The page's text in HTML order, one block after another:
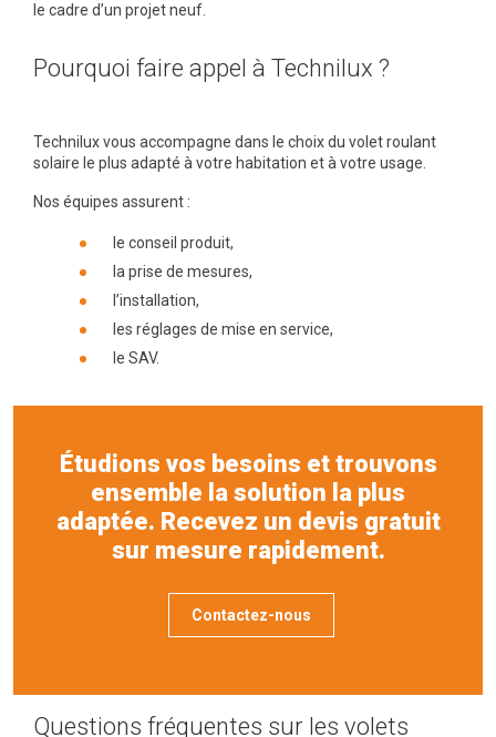
le cadre d’un projet neuf.
Pourquoi faire appel à Technilux ?
Technilux vous accompagne dans le choix du volet roulant
solaire le plus adapté à votre habitation et à votre usage.
Nos équipes assurent :
le conseil produit,
la prise de mesures,
l’installation,
les réglages de mise en service,
le SAV.
Étudions vos besoins et trouvons
ensemble la solution la plus
adaptée. Recevez un devis gratuit
sur mesure rapidement.
Contactez-nous
Questions fréquentes sur les volets